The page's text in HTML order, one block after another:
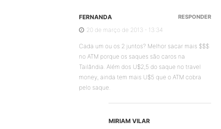
FERNANDA
20 de março de 2013 - 13:34
Cada um ou os 2 juntos? Melhor sacar mais $$$
no ATM porque os saques são caros na
Tailândia. Além dos U$2,5 do saque no travel
money, ainda tem mais U$5 que o ATM cobra
pelo saque.
RESPONDER
MIRIAM VILAR